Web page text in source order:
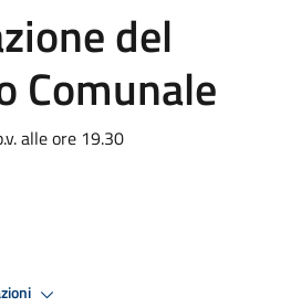
del
Comunale
alle ore 19.30